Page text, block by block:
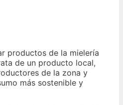
productos de la mielería
de un producto local,
de la zona y
más sostenible y